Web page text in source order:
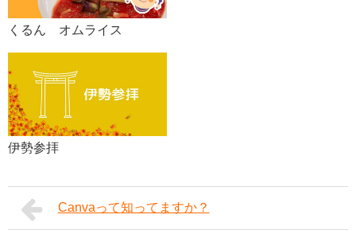
くるん オムライス
伊勢参拝
Canvaって知ってますか？